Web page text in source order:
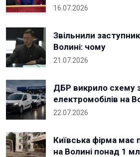
16.07.2026
Звільнили
Волині: чому
21.07.2026
ДБР викрило схему
електромобілів на
22.07.2026
Київська фірма має
на Волині понад 1